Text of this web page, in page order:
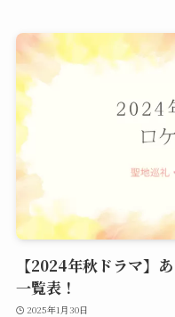
【2024年秋ドラマ】
一覧表！
2025年1月30日